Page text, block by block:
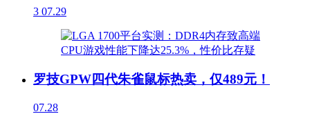
3 07.29
罗技GPW四代朱雀鼠标热卖，仅489元！
07.28